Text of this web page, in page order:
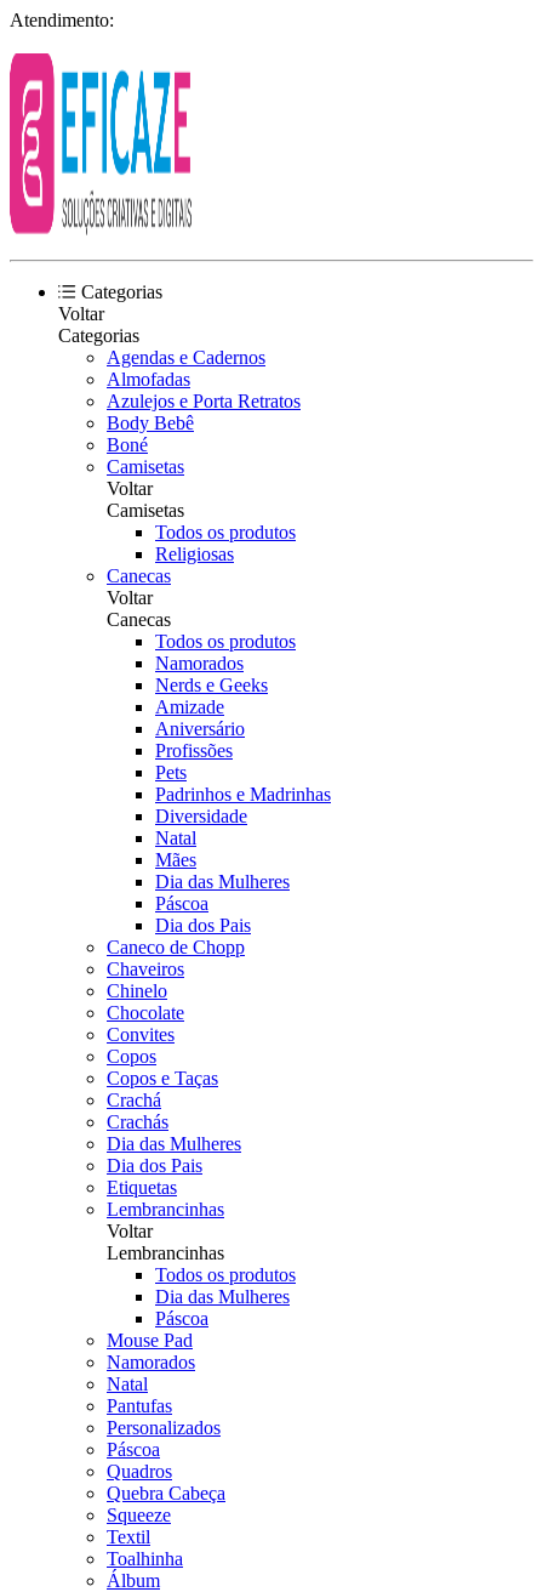
Atendimento:
Categorias
Voltar
Categorias
Agendas e Cadernos
Almofadas
Azulejos e Porta Retratos
Body Bebê
Boné
Camisetas
Voltar
Camisetas
Todos os produtos
Religiosas
Canecas
Voltar
Canecas
Todos os produtos
Namorados
Nerds e Geeks
Amizade
Aniversário
Profissões
Pets
Padrinhos e Madrinhas
Diversidade
Natal
Mães
Dia das Mulheres
Páscoa
Dia dos Pais
Caneco de Chopp
Chaveiros
Chinelo
Chocolate
Convites
Copos
Copos e Taças
Crachá
Crachás
Dia das Mulheres
Dia dos Pais
Etiquetas
Lembrancinhas
Voltar
Lembrancinhas
Todos os produtos
Dia das Mulheres
Páscoa
Mouse Pad
Namorados
Natal
Pantufas
Personalizados
Páscoa
Quadros
Quebra Cabeça
Squeeze
Textil
Toalhinha
Álbum